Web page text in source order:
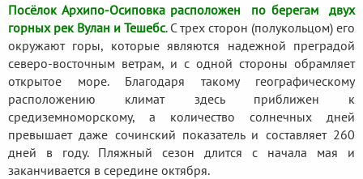
Посёлок Архипо-Осиповка расположен по берегам двух
горных рек Вулан и Тешебс. С трех сторон (полукольцом) его
окружают горы, которые являются надежной преградой
северо-восточным ветрам, и с одной стороны обрамляет
открытое море. Благодаря такому географическому
расположению климат здесь приближен к
средиземноморскому, а количество солнечных дней
превышает даже сочинский показатель и составляет 260
дней в году. Пляжный сезон длится с начала мая и
заканчивается в середине октября.